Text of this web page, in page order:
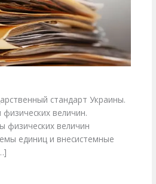
стандарт Украины.
величин.
физических величин
единиц и внесистемные